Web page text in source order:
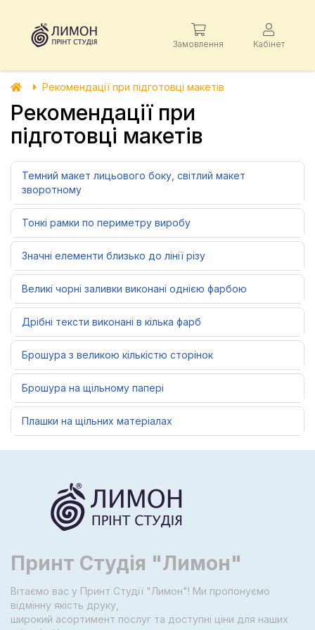
Замовлення Кабінет
Рекомендації при підготовці макетів
Рекомендації при
підготовці макетів
Темний макет лицьового боку, світлий макет
зворотному
Тонкі рамки по периметру виробу
Значні елементи близько до лінії різу
Великі чорні заливки виконані однією фарбою
Дрібні тексти виконані в кілька фарб
Брошура з великою кількістю сторінок
Брошура на щільному папері
Плашки на щільних матеріалах
Принт Студія "Лимон"
Вітаємо вас у Принт Студії "Лимон"! Ми пропонуємо
відмінну якість друку,
широкий асортимент послуг та доступні ціни для наших